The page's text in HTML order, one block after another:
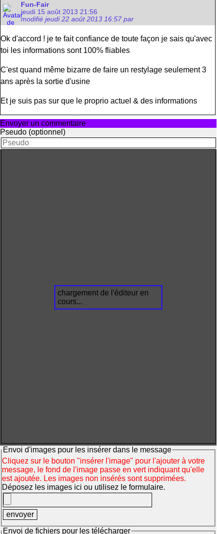
Fun-Fair
jeudi 15 août 2013 21:56
modifié jeudi 22 août 2013 16:57 par
Ok d'accord ! je te fait confiance de toute façon je sais qu'avec
toi les informations sont 100% fliables
C'est quand même bizarre de faire un restylage seulement 3
ans après la sortie d'usine
Et je suis pas sur que le proprio actuel & des informations
Envoyer un commentaire
Pseudo (optionnel)
chargement de l'éditeur en
cours...
Envoi d'images pour les insérer dans le message
Cliquez sur le bouton "insérer l'image" pour l'ajouter à votre
message, le fond de l'image passe en vert indiquant qu'elle
est ajoutée. Les images non insérés sont supprimées.
Déposez les images ici ou utilisez le formulaire.
Envoi de fichiers pour les télécharger